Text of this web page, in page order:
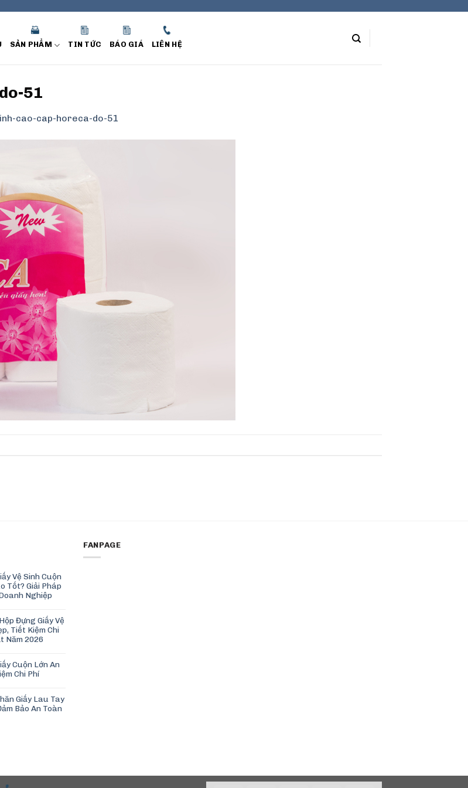
SẢN PHẨM TIN TỨC BÁO GIÁ LIÊN HỆ
51
cao-cap-horeca-do-51
Vệ Sinh Cuộn
Tốt? Giải Pháp
Nghiệp
Đựng Giấy Vệ
Tiết Kiệm Chi
Năm 2026
Cuộn Lớn An
Chi Phí
Giấy Lau Tay
Bảo An Toàn
FANPAGE